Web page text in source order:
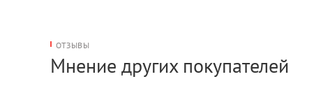
ОТЗЫВЫ
Мнение других покупателей